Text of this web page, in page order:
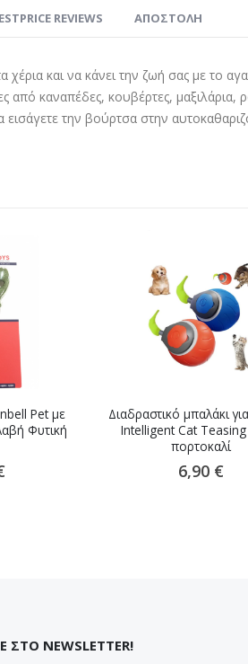
και να κάνει την ζωή σας με το
από καναπέδες, κουβέρτες,
εισάγετε την βούρτσα στην
REVIEWS ΑΠΟΣΤΟΛΗ
Pet με
Φυτική
Διαδραστικό μπαλάκι
Intelligent Cat
πορτοκαλί
6,90 €
ΣΤΟ NEWSLETTER!